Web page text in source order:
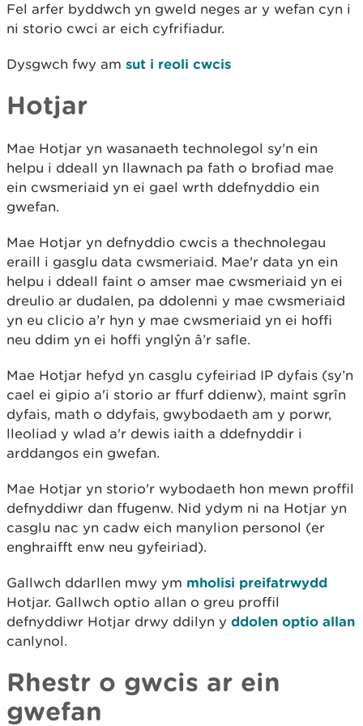
Fel arfer byddwch yn gweld neges ar y wefan cyn i
ni storio cwci ar eich cyfrifiadur.
Dysgwch fwy am sut i reoli cwcis
Hotjar
Mae Hotjar yn wasanaeth technolegol sy'n ein
helpu i ddeall yn llawnach pa fath o brofiad mae
ein cwsmeriaid yn ei gael wrth ddefnyddio ein
gwefan.
Mae Hotjar yn defnyddio cwcis a thechnolegau
eraill i gasglu data cwsmeriaid. Mae'r data yn ein
helpu i ddeall faint o amser mae cwsmeriaid yn ei
dreulio ar dudalen, pa ddolenni y mae cwsmeriaid
yn eu clicio a’r hyn y mae cwsmeriaid yn ei hoffi
neu ddim yn ei hoffi ynglŷn â’r safle.
Mae Hotjar hefyd yn casglu cyfeiriad IP dyfais (sy’n
cael ei gipio a'i storio ar ffurf ddienw), maint sgrîn
dyfais, math o ddyfais, gwybodaeth am y porwr,
lleoliad y wlad a'r dewis iaith a ddefnyddir i
arddangos ein gwefan.
Mae Hotjar yn storio'r wybodaeth hon mewn proffil
defnyddiwr dan ffugenw. Nid ydym ni na Hotjar yn
casglu nac yn cadw eich manylion personol (er
enghraifft enw neu gyfeiriad).
Gallwch ddarllen mwy ym mholisi preifatrwydd
Hotjar. Gallwch optio allan o greu proffil
defnyddiwr Hotjar drwy ddilyn y ddolen optio allan
canlynol.
Rhestr o gwcis ar ein
gwefan